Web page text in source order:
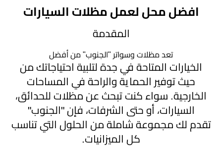
الخميس
الخميس
مظلات
برجولات
حدائق
▼
افضل محل لعمل مظلات السيارات
المقدمة
تعد مظلات وسواتر "الجنوب" من أفضل
الخيارات المتاحة في جدة لتلبية احتياجاتك من
حيث توفير الحماية والراحة في المساحات
الخارجية. سواء كنت تبحث عن مظلات للحدائق،
السيارات، أو حتى الشرفات، فإن "الجنوب"
تقدم لك مجموعة شاملة من الحلول التي تناسب
كل الميزانيات.